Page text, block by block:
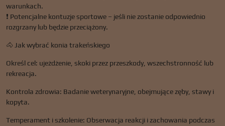
warunkach.
❗ Potencjalne kontuzje sportowe – jeśli nie zostanie odpowiednio
rozgrzany lub będzie przeciążony.
🐴 Jak wybrać konia trakeńskiego
Określ cel: ujeżdżenie, skoki przez przeszkody, wszechstronność lub
rekreacja.
Kontrola zdrowia: Badanie weterynaryjne, obejmujące zęby, stawy i
kopyta.
Temperament i szkolenie: Obserwacja reakcji i zachowania podczas